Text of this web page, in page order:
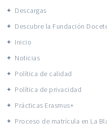
Descargas
Descubre la Fundación
Inicio
Noticias
Política de calidad
Política de privacidad
Prácticas Erasmus+
Proceso de matrícula en La